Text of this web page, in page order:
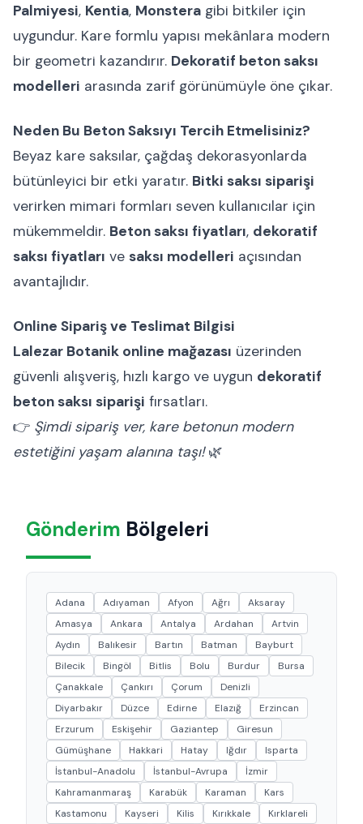
Palmiyesi, Kentia, Monstera gibi bitkiler için
uygundur. Kare formlu yapısı mekânlara modern
bir geometri kazandırır. Dekoratif beton saksı
modelleri arasında zarif görünümüyle öne çıkar.
Neden Bu Beton Saksıyı Tercih Etmelisiniz?
Beyaz kare saksılar, çağdaş dekorasyonlarda
bütünleyici bir etki yaratır. Bitki saksı siparişi
verirken mimari formları seven kullanıcılar için
mükemmeldir. Beton saksı fiyatları, dekoratif
saksı fiyatları ve saksı modelleri açısından
avantajlıdır.
Online Sipariş ve Teslimat Bilgisi
Lalezar Botanik online mağazası üzerinden
güvenli alışveriş, hızlı kargo ve uygun dekoratif
beton saksı siparişi fırsatları.
👉 Şimdi sipariş ver, kare betonun modern
estetiğini yaşam alanına taşı!🌿
Gönderim Bölgeleri
Adana Adıyaman Afyon Ağrı
Aksaray
Amasya
Ankara Antalya Ardahan
Artvin
Aydın
Balıkesir Bartın Batman
Bayburt
Bilecik
Bingöl Bitlis Bolu Burdur
Bursa
Çanakkale
Çankırı Çorum
Denizli
Diyarbakır
Düzce Edirne Elazığ
Erzincan
Erzurum
Eskişehir Gaziantep
Giresun
Gümüşhane
Hakkari Hatay Iğdır
Isparta
İstanbul-Anadolu
İstanbul-Avrupa
İzmir
Kahramanmaraş
Karabük Karaman
Kars
Kastamonu
Kayseri Kilis Kırıkkale
Kırklareli